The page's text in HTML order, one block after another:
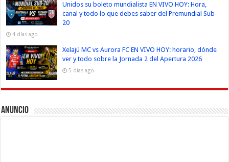
Unidos su boleto mundialista EN VIVO HOY: Hora,
canal y todo lo que debes saber del Premundial Sub-
20
4 días ago
Xelajú MC vs Aurora FC EN VIVO HOY: horario, dónde
ver y todo sobre la Jornada 2 del Apertura 2026
5 días ago
Anuncio